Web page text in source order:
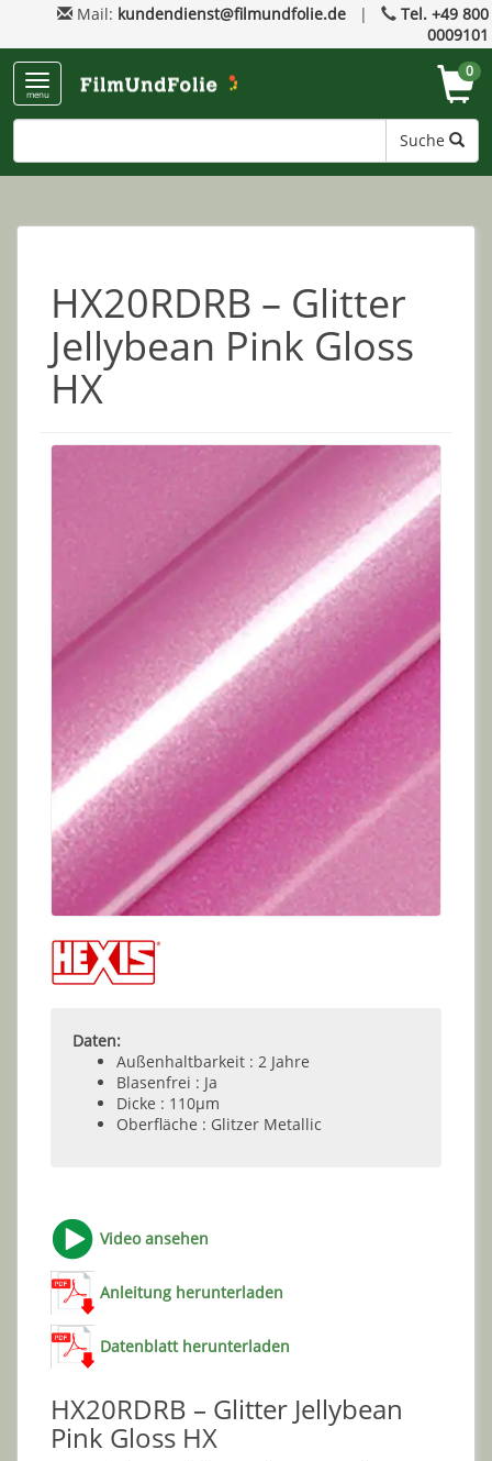
Mail: kundendienst@filmundfolie.de |
Tel. +49 800
0009101
menu
Suche
0
HX20RDRB – Glitter
Jellybean Pink Gloss
HX
Daten:
Außenhaltbarkeit : 2 Jahre
Blasenfrei : Ja
Dicke : 110µm
Oberfläche : Glitzer Metallic
Video ansehen
Anleitung herunterladen
Datenblatt herunterladen
HX20RDRB – Glitter Jellybean
Pink Gloss HX